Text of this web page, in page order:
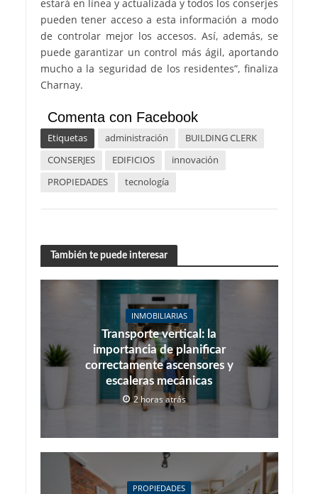
estará en línea y actualizada y todos los conserjes
pueden tener acceso a esta información a modo
de controlar mejor los accesos. Así, además, se
puede garantizar un control más ágil, aportando
mucho a la seguridad de los residentes”, finaliza
Charnay.
Comenta con Facebook
Etiquetas administración
BUILDING CLERK
CONSERJES
EDIFICIOS
innovación
PROPIEDADES
tecnología
También te puede interesar
INMOBILIARIAS
Transporte vertical: la
importancia de planificar
correctamente ascensores y
escaleras mecánicas
2 horas atrás
PROPIEDADES